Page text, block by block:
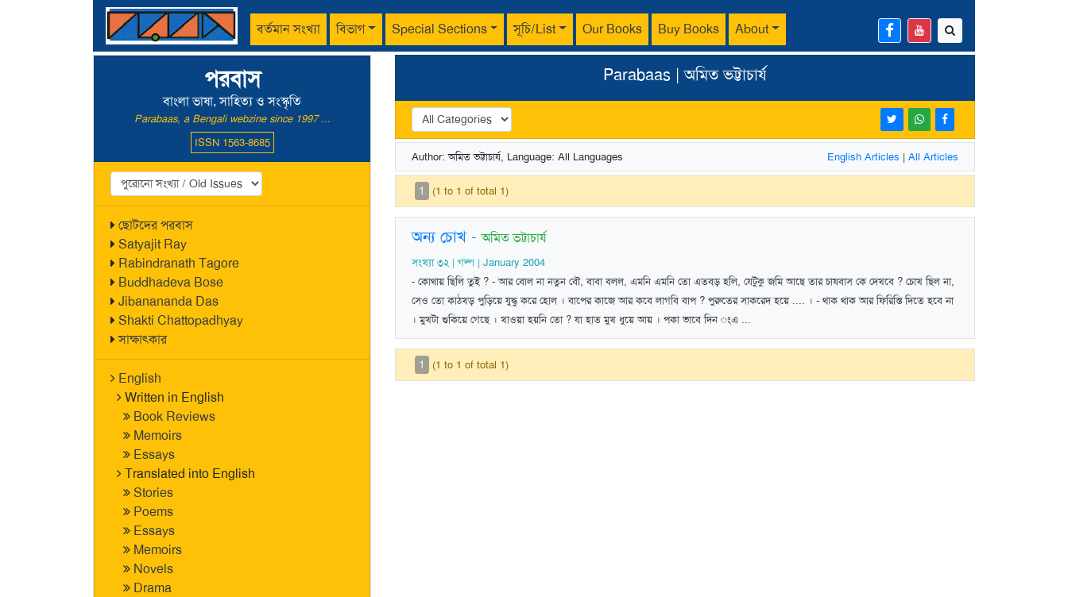
বর্তমান সংখ্যা বিভাগ Special Sections সূচি/List Our Books Buy Books About
পরবাস
বাংলা ভাষা, সাহিত্য ও সংস্কৃতি
Parabaas, a Bengali webzine since 1997 ...
ISSN 1563-8685
ছোটদের পরবাস
Satyajit Ray
Rabindranath Tagore
Buddhadeva Bose
Jibanananda Das
Shakti Chattopadhyay
সাক্ষাৎকার
English
Written in English
Book Reviews
Memoirs
Essays
Translated into English
Stories
Poems
Essays
Memoirs
Novels
Drama
Parabaas | অমিত ভট্টাচার্য
Author: অমিত ভট্টাচার্য, Language: All Languages English Articles | All Articles
1 (1 to 1 of total 1)
অন্য চোখ-অমিত ভট্টাচার্য
সংখ্যা ৩২ | গল্প | January 2004
- কোথায় ছিলি তুই ? - আর বোল না নতুন বৌ, বাবা বলল, এমনি এমনি তো এতবড় হলি, যেটুকু জমি আছে তার চাষবাস কে দেখবে ? চোখ ছিল না,
সেও তো কাঠখড় পুড়িয়ে যুদ্ধু করে হোল । বাপের কাজে আর কবে লাগবি বাপ ? পুরুতের সাকরেদ হয়ে .... । - থাক থাক আর ফিরিস্তি দিতে হবে না
। মুখটা শুকিয়ে গেছে । খাওয়া হয়নি তো ? যা হাত মুখ ধুয়ে আয় । পকা ভাবে দিন ংএ ...
1 (1 to 1 of total 1)